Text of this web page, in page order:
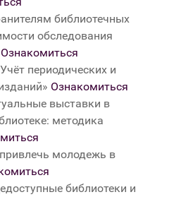
библиотечных
обследования
Ознакомиться
периодических и
Ознакомиться
выставки в
методика
молодежь в
библиотеки и